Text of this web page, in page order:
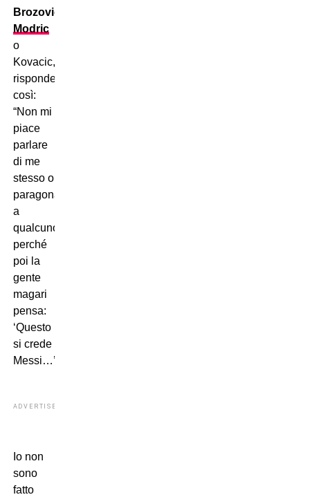
Brozovic
Modric
o
Kovacic,
risponde
così:
“Non mi
piace
parlare
di me
stesso o
paragonarmi
a
qualcuno,
perché
poi la
gente
magari
pensa:
‘Questo
si crede
Messi…’.
ADVERTISEMENT
Io non
sono
fatto